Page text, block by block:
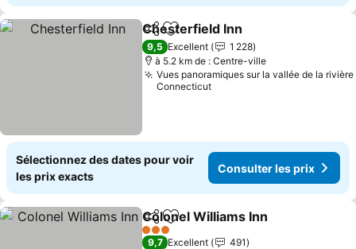
PartagerAjouter à mes favoris
Chesterfield Inn
9,5 Excellent
1 228
à 5.2 km de : Centre-ville
Vues panoramiques sur la vallée de la rivière
Connecticut
Sélectionnez des dates pour voir
les prix exacts
Consulter les prix
PartagerAjouter à mes favoris
Colonel Williams Inn
3 Étoiles
9,7 Excellent
491